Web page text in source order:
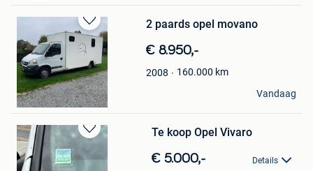
Bewaren
in
Mijn
Favorieten
2 paards opel movano
€ 8.950,-
2008 160.000 km
vaessen
Lanaken
Vandaag
Bewaren
Te koop Opel Vivaro
€ 5.000,- Details